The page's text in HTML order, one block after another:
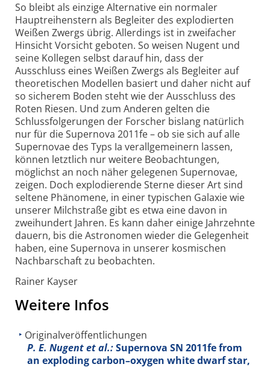
So bleibt als einzige Alternative ein normaler
Hauptreihenstern als Begleiter des explodierten
Weißen Zwergs übrig. Allerdings ist in zweifacher
Hinsicht Vorsicht geboten. So weisen Nugent und
seine Kollegen selbst darauf hin, dass der
Ausschluss eines Weißen Zwergs als Begleiter auf
theoretischen Modellen basiert und daher nicht auf
so sicherem Boden steht wie der Ausschluss des
Roten Riesen. Und zum Anderen gelten die
Schlussfolgerungen der Forscher bislang natürlich
nur für die Supernova 2011fe – ob sie sich auf alle
Supernovae des Typs Ia verallgemeinern lassen,
können letztlich nur weitere Beobachtungen,
möglichst an noch näher gelegenen Supernovae,
zeigen. Doch explodierende Sterne dieser Art sind
seltene Phänomene, in einer typischen Galaxie wie
unserer Milchstraße gibt es etwa eine davon in
zweihundert Jahren. Es kann daher einige Jahrzehnte
dauern, bis die Astronomen wieder die Gelegenheit
haben, eine Supernova in unserer kosmischen
Nachbarschaft zu beobachten.
Rainer Kayser
Weitere Infos
Originalveröffentlichungen
P. E. Nugent et al.:Supernova SN 2011fe from
an exploding carbon–oxygen white dwarf star,